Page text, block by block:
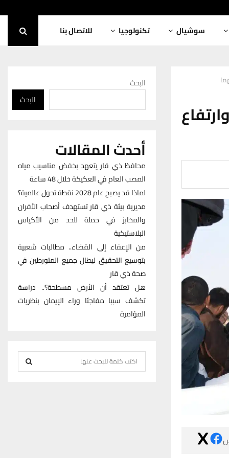
سوشيال تكنولوجيا للاتصال بنا
البحث
البحث
أحدث المقالات
محافظ ذي قار يتعهد بخفض مناسيب مياه
المصب العام في العكيكة خلال 48 ساعة
لماذا قد يصبح عام 2028 نقطة تحول عالمية؟
مديرية بيئة ذي قار تستهدف أصحاب الأفران
والمخابز في حملة للحد من الأكياس
البلاستيكية
من الإعفاء إلى القضاء.. مطالبات شعبية
بتوسيع التحقيق ليطال جميع المتورطين في
صحة ذي قار
هل تعتقد أن الأرض مسطحة؟.. دراسة
تكشف سببا مفاجئا وراء الإيمان بنظريات
المؤامرة
e